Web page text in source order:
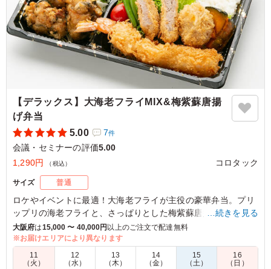
京都府乙訓郡大山崎町大山崎2025/11/28
【デラックス】大海老フライMIX&梅紫蘇唐揚
げ弁当
5.00
7件
会議・セミナーの評価5.00
1,290円
（税込） コロタック
サイズ 普通
ロケやイベントに最適！大海老フライが主役の豪華弁当。プリ
ップリの海老フライと、さっぱりとした梅紫蘇唐揚げが見事に
マッチ。ヒレカツやミニコロッケも美味しさを盛り上げます。
※別途ソースがつきます。
…続きを見る
大阪府は15,000 〜 40,000円以上のご注文で配達無料
※お届けエリアにより異なります
11
（火）
12
（水）
13
（木）
14
（金）
15
（土）
16
（日）